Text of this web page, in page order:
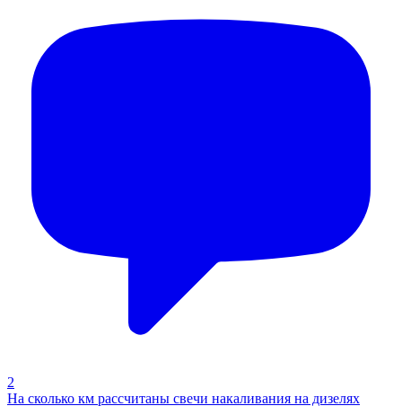
2
На сколько км рассчитаны свечи накаливания на дизелях